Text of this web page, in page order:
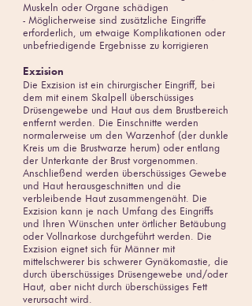
Muskeln oder Organe schädigen
- Möglicherweise sind zusätzliche Eingriffe
erforderlich, um etwaige Komplikationen oder
unbefriedigende Ergebnisse zu korrigieren
Exzision
Die Exzision ist ein chirurgischer Eingriff, bei
dem mit einem Skalpell überschüssiges
Drüsengewebe und Haut aus dem Brustbereich
entfernt werden. Die Einschnitte werden
normalerweise um den Warzenhof (der dunkle
Kreis um die Brustwarze herum) oder entlang
der Unterkante der Brust vorgenommen.
Anschließend werden überschüssiges Gewebe
und Haut herausgeschnitten und die
verbleibende Haut zusammengenäht. Die
Exzision kann je nach Umfang des Eingriffs
und Ihren Wünschen unter örtlicher Betäubung
oder Vollnarkose durchgeführt werden. Die
Exzision eignet sich für Männer mit
mittelschwerer bis schwerer Gynäkomastie, die
durch überschüssiges Drüsengewebe und/oder
Haut, aber nicht durch überschüssiges Fett
verursacht wird.